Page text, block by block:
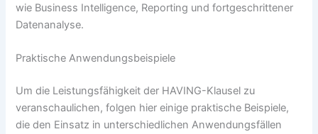
wie Business Intelligence, Reporting und fortgeschrittener
Datenanalyse.
Praktische Anwendungsbeispiele
Um die Leistungsfähigkeit der HAVING-Klausel zu
veranschaulichen, folgen hier einige praktische Beispiele,
die den Einsatz in unterschiedlichen Anwendungsfällen